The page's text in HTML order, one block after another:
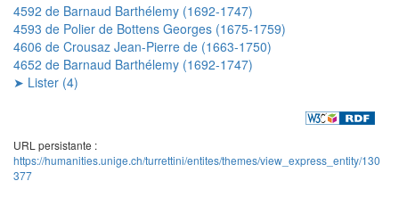
4592 de Barnaud Barthélemy (1692-1747)
4593 de Polier de Bottens Georges (1675-1759)
4606 de Crousaz Jean-Pierre de (1663-1750)
4652 de Barnaud Barthélemy (1692-1747)
➤ Lister (4)
URL persistante :
https://humanities.unige.ch/turrettini/entites/themes/view_express_entity/130
377